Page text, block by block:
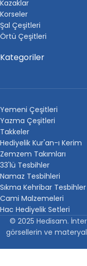
Kazaklar
Korseler
Şal Çeşitleri
Örtü Çeşitleri
Kategoriler
Yemeni Çeşitleri
Yazma Çeşitleri
Takkeler
Hediyelik Kur'an-ı Kerim
Zemzem Takımları
33'lü Tesbihler
Namaz Tesbihleri
Sıkma Kehribar Tesbihler
Cami Malzemeleri
Hac Hediyelik Setleri
© 2025 Hedisam.
görsellerin ve